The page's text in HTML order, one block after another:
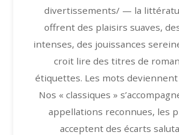
divertissements/ — la
offrent des plaisirs suaves,
intenses, des jouissances
croit lire des titres de
étiquettes. Les mots deviennent
Nos « classiques »
appellations reconnues, les
acceptent des écarts